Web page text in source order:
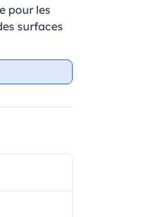
pour les
surfaces